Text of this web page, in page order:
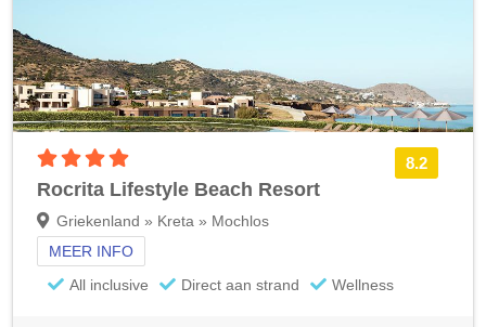
8.2
Rocrita Lifestyle Beach Resort
Griekenland » Kreta » Mochlos
MEER INFO
All inclusive
Direct aan strand Wellness